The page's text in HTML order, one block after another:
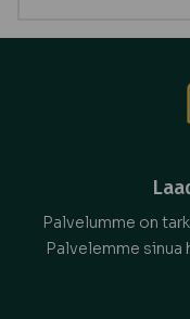
Palvelumme on
Palvelemme